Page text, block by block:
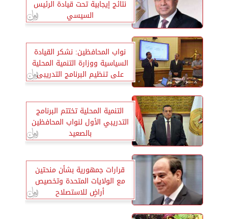
نتائج إيجابية تحت قيادة الرئيس
السيسي
نواب المحافظين: نشكر القيادة
السياسية ووزارة التنمية المحلية
على تنظيم البرنامج التدريبى
التنمية المحلية تختتم البرنامج
التدريبي الأول لنواب المحافظين
بالصعيد
قرارات جمهورية بشأن منحتين
مع الولايات المتحدة وتخصيص
أراضٍ للاستصلاح